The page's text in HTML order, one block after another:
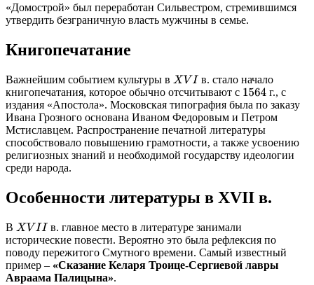
«Домострой» был переработан Сильвестром, стремившимся
утвердить безграничную власть мужчины в семье.
Книгопечатание
Важнейшим событием культуры в XVI
в. стало начало
книгопечатания, которое обычно отсчитывают с 1564 г., с
издания «Апостола». Московская типография была по заказу
Ивана Грозного основана Иваном Федоровым и Петром
Мстиславцем. Распространение печатной литературы
способствовало повышению грамотности, а также усвоению
религиозных знаний и необходимой государству идеологии
среди народа.
Особенности литературы в XVII в.
В XVII
в. главное место в литературе занимали
исторические повести. Вероятно это была рефлексия по
поводу пережитого Смутного времени. Самый известный
пример – «Сказание Келаря Троице-Сергиевой лавры
Авраама Палицына».